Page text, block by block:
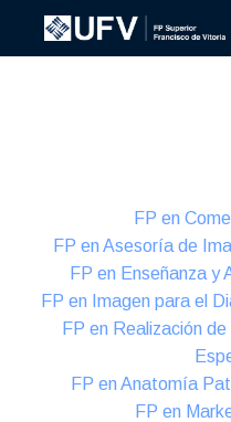
FP en
FP en Asesoría de
FP en Enseñanza y
FP en Imagen para el
FP en Realización
FP en Anatomía
FP en